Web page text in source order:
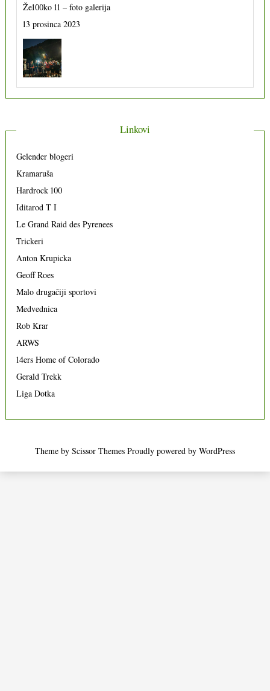
Že100ko 11 – foto galerija
13 prosinca 2023
Linkovi
Gelender blogeri
Kramaruša
Hardrock 100
Iditarod T I
Le Grand Raid des Pyrenees
Trickeri
Anton Krupicka
Geoff Roes
Malo drugačiji sportovi
Medvednica
Rob Krar
ARWS
14ers Home of Colorado
Gerald Trekk
Liga Dotka
Theme by Scissor Themes Proudly powered by WordPress